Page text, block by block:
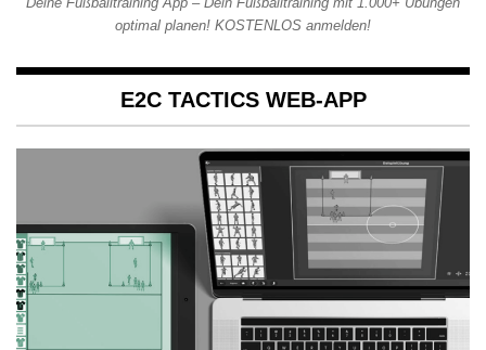
optimal planen! KOSTENLOS anmelden!
E2C TACTICS WEB-APP